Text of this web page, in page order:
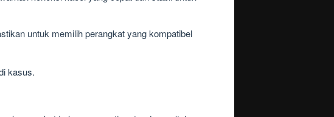
untuk memilih perangkat yang kompatibel
kasus.